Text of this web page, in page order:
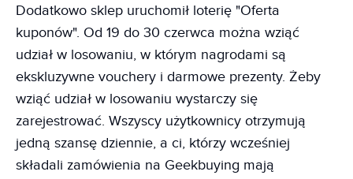
Dodatkowo sklep uruchomił loterię "Oferta
kuponów". Od 19 do 30 czerwca można wziąć
udział w losowaniu, w którym nagrodami są
ekskluzywne vouchery i darmowe prezenty. Żeby
wziąć udział w losowaniu wystarczy się
zarejestrować. Wszyscy użytkownicy otrzymują
jedną szansę dziennie, a ci, którzy wcześniej
składali zamówienia na Geekbuying mają